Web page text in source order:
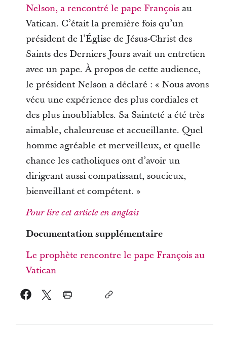
Nelson, a rencontré le pape Françoisau
Vatican. C’était la première fois qu’un
président de l’Église de Jésus-Christ des
Saints des Derniers Jours avait un entretien
avec un pape. À propos de cette audience,
le président Nelson a déclaré : « Nous avons
vécu une expérience des plus cordiales et
des plus inoubliables. Sa Sainteté a été très
aimable, chaleureuse et accueillante. Quel
homme agréable et merveilleux, et quelle
chance les catholiques ont d’avoir un
dirigeant aussi compatissant, soucieux,
bienveillant et compétent. »
Pour lire cet article en anglais
Documentation supplémentaire
Le prophète rencontre le pape François au
Vatican